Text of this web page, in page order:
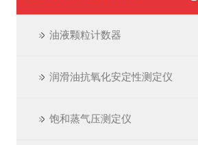
油液颗粒计数器
润滑油抗氧化安定性测定仪
饱和蒸气压测定仪